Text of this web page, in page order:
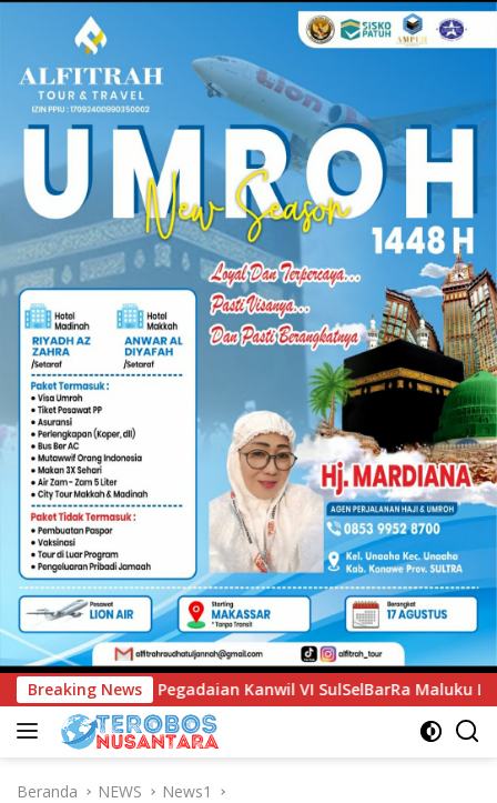
Breaking News
Kanwil VI SulSelBarRa Maluku Luncurkan Program PANDE
Beranda NEWS News1